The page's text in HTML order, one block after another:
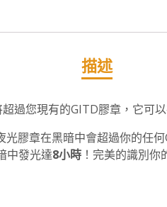
描述
過您現有的GITD膠章，它可
光膠章在黑暗中會超過你的任
中發光達8小時！完美的識別你